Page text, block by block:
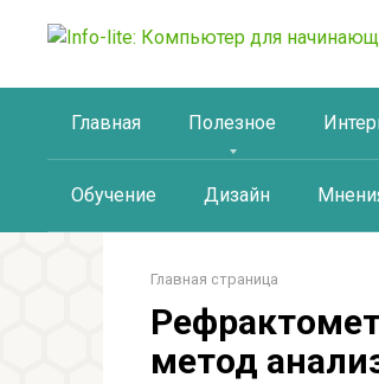
Главная Полезное
Обучение Дизайн
Главная страница
метод